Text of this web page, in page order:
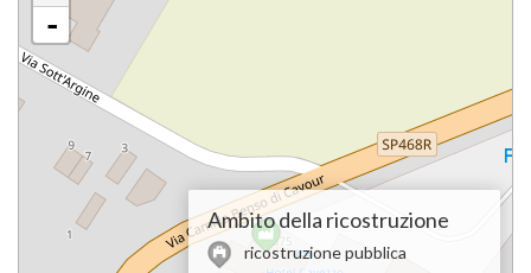
-
Ambito della ricostruzione
ricostruzione pubblica